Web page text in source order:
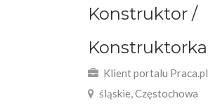
Konstruktor /
Konstruktorka
Klient portalu Praca.pl
śląskie, Częstochowa